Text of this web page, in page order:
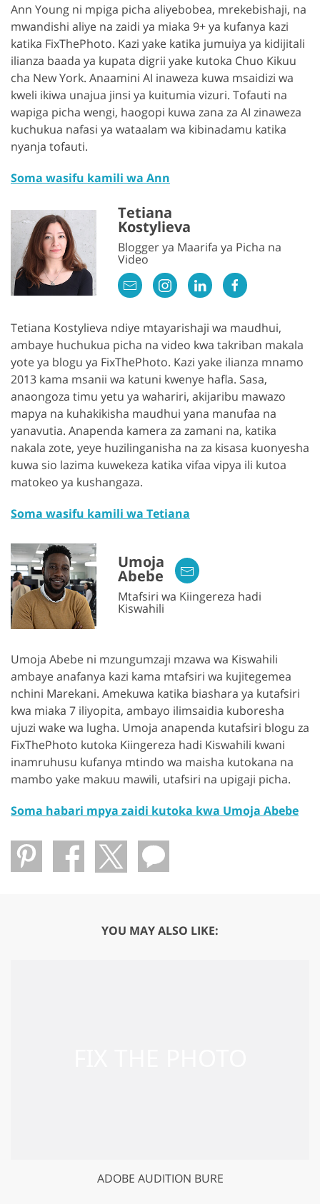
Ann Young ni mpiga picha aliyebobea, mrekebishaji, na
mwandishi aliye na zaidi ya miaka 9+ ya kufanya kazi
katika FixThePhoto. Kazi yake katika jumuiya ya kidijitali
ilianza baada ya kupata digrii yake kutoka Chuo Kikuu
cha New York. Anaamini AI inaweza kuwa msaidizi wa
kweli ikiwa unajua jinsi ya kuitumia vizuri. Tofauti na
wapiga picha wengi, haogopi kuwa zana za AI zinaweza
kuchukua nafasi ya wataalam wa kibinadamu katika
nyanja tofauti.
Soma wasifu kamili wa Ann
Tetiana
Kostylieva
Blogger ya Maarifa ya Picha na
Video
Tetiana Kostylieva ndiye mtayarishaji wa maudhui,
ambaye huchukua picha na video kwa takriban makala
yote ya blogu ya FixThePhoto. Kazi yake ilianza mnamo
2013 kama msanii wa katuni kwenye hafla. Sasa,
anaongoza timu yetu ya wahariri, akijaribu mawazo
mapya na kuhakikisha maudhui yana manufaa na
yanavutia. Anapenda kamera za zamani na, katika
nakala zote, yeye huzilinganisha na za kisasa kuonyesha
kuwa sio lazima kuwekeza katika vifaa vipya ili kutoa
matokeo ya kushangaza.
Soma wasifu kamili wa Tetiana
Umoja
Abebe
Mtafsiri wa Kiingereza hadi
Kiswahili
Umoja Abebe ni mzungumzaji mzawa wa Kiswahili
ambaye anafanya kazi kama mtafsiri wa kujitegemea
nchini Marekani. Amekuwa katika biashara ya kutafsiri
kwa miaka 7 iliyopita, ambayo ilimsaidia kuboresha
ujuzi wake wa lugha. Umoja anapenda kutafsiri blogu za
FixThePhoto kutoka Kiingereza hadi Kiswahili kwani
inamruhusu kufanya mtindo wa maisha kutokana na
mambo yake makuu mawili, utafsiri na upigaji picha.
Soma habari mpya zaidi kutoka kwa Umoja Abebe
YOU MAY ALSO LIKE:
ADOBE AUDITION BURE